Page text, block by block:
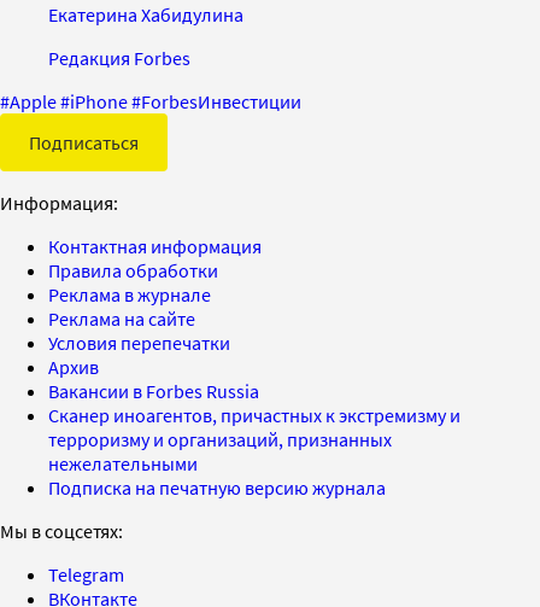
Екатерина Хабидулина
Редакция Forbes
#Apple#iPhone#ForbesИнвестиции
Подписаться
Информация:
Контактная информация
Правила обработки
Реклама в журнале
Реклама на сайте
Условия перепечатки
Архив
Вакансии в Forbes Russia
Сканер иноагентов, причастных к экстремизму и
терроризму и организаций, признанных
нежелательными
Подписка на печатную версию журнала
Мы в соцсетях:
Telegram
ВКонтакте